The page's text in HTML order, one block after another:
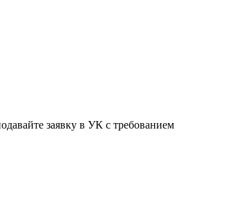
заявку в УК с требованием